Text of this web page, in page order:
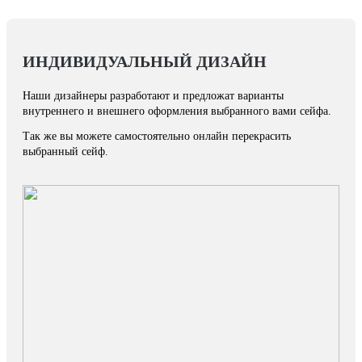
ИНДИВИДУАЛЬНЫЙ ДИЗАЙН
Наши дизайнеры разработают и предложат варианты
внутреннего и внешнего оформления выбранного вами сейфа.
Так же вы можете самостоятельно онлайн перекрасить
выбранный сейф.